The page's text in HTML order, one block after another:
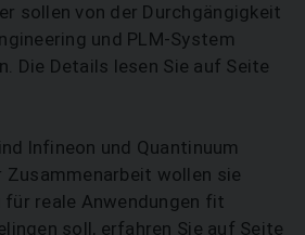
sollen von der Durchgängigkeit
und PLM-System
Die Details lesen Sie auf Seite
Infineon und Quantinuum
­Zusammenarbeit wollen sie
reale Anwendungen fit
soll, erfahren Sie auf Seite